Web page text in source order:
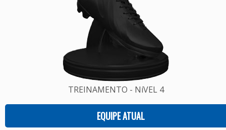
TREINAMENTO - NíVEL 4
EQUIPE ATUAL